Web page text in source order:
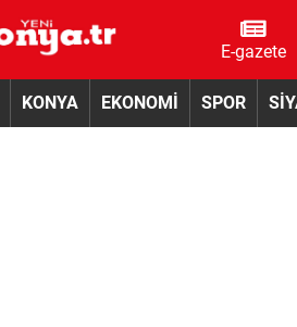
E-gazete
KONYA EKONOMİ SPOR